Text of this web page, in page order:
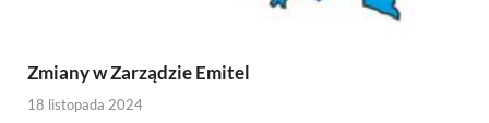
Zmiany w Zarządzie Emitel
18 listopada 2024